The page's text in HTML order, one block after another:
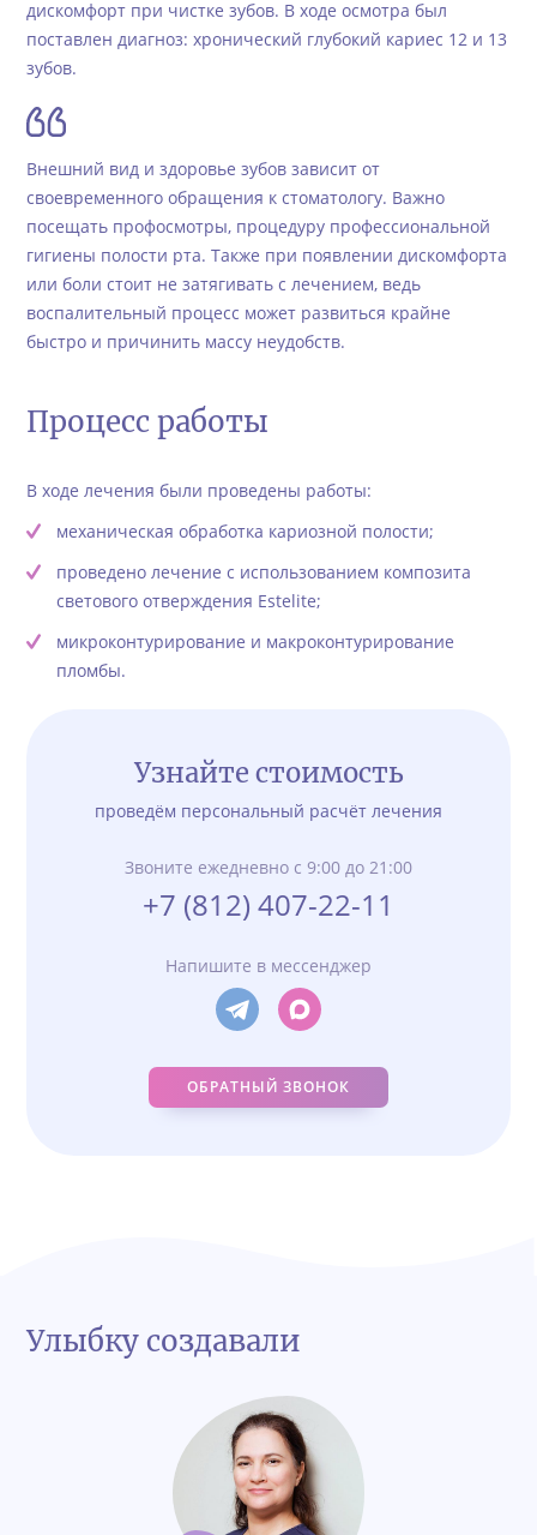
дискомфорт при чистке зубов. В ходе осмотра был
поставлен диагноз: хронический глубокий кариес 12 и 13
зубов.
Внешний вид и здоровье зубов зависит от
своевременного обращения к стоматологу. Важно
посещать профосмотры, процедуру профессиональной
гигиены полости рта. Также при появлении дискомфорта
или боли стоит не затягивать с лечением, ведь
воспалительный процесс может развиться крайне
быстро и причинить массу неудобств.
Процесс работы
В ходе лечения были проведены работы:
механическая обработка кариозной полости;
проведено лечение с использованием композита
светового отверждения Estelite;
микроконтурирование и макроконтурирование
пломбы.
Узнайте стоимость
проведём персональный расчёт лечения
Звоните ежедневно с 9:00 до 21:00
+7 (812) 407-22-11
Напишите в мессенджер
ОБРАТНЫЙ ЗВОНОК
Улыбку создавали